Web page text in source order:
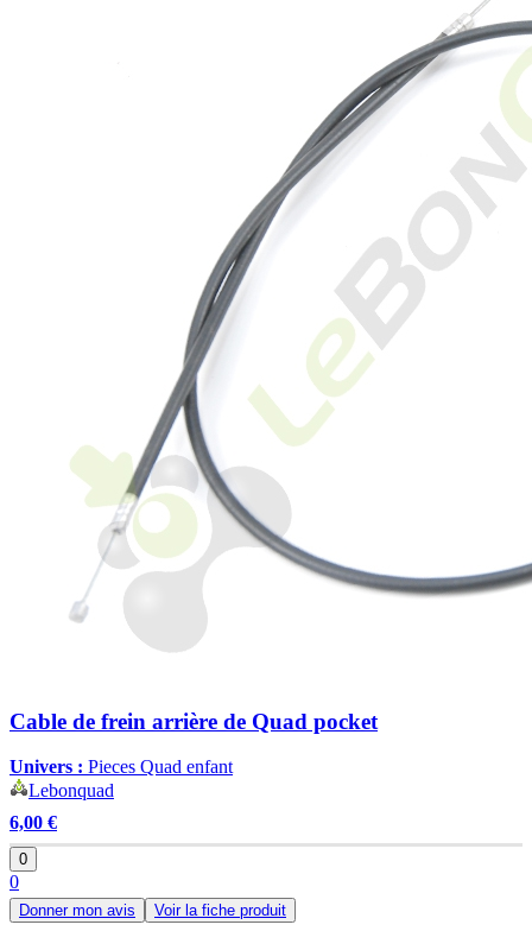
Cable de frein arrière de Quad pocket
Univers : Pieces Quad enfant
Lebonquad
6,00 €
0
0
Donner mon avis Voir la fiche produit